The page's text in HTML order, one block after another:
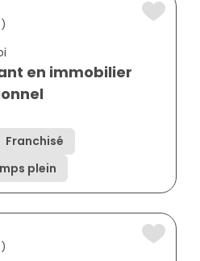
en immobilier
Franchisé
plein